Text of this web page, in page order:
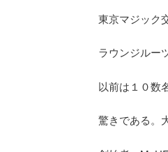
東京マジック
ラウンジルー
以前は１０数
驚きである。